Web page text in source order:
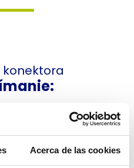
Acerca de las cookies